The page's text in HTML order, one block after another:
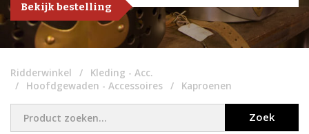
Bekijk bestelling
Ridderwinkel
Kleding - Acc.
Hoofdgewaden - Accessoires
Kaproenen
Zoek